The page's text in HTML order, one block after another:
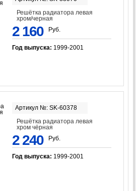
Решётка радиатора левая
хром/черная
2 160 Руб.
Год выпуска: 1999-2001
Артикул №: SK-60378
Решётка радиатора левая
хром чёрная
2 240 Руб.
Год выпуска: 1999-2001